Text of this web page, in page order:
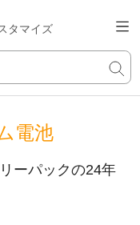
タマイズ
電池
ーパックの24年